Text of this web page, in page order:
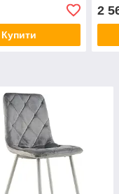
Купити
2